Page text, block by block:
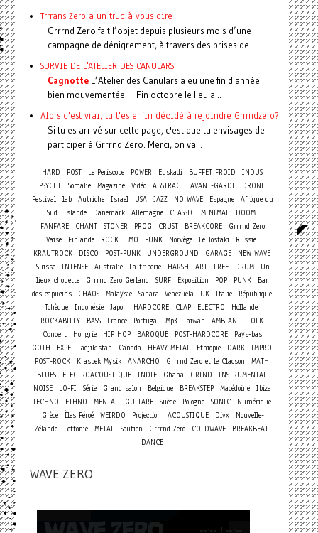
Trrrans Zero a un truc à vous dire
Grrrnd Zero fait l’objet depuis plusieurs mois d’une
campagne de dénigrement, à travers des prises de...
SURVIE DE L'ATELIER DES CANULARS
CagnotteL’Atelier des Canulars a eu une fin d'année
bien mouvementée : - Fin octobre le lieu a...
Alors c'est vrai, tu t'es enfin décidé à rejoindre Grrrndzero?
Si tu es arrivé sur cette page, c'est que tu envisages de
participer à Grrrnd Zero. Merci, on va...
HARD POST Le Periscope POWER Euskadi BUFFET FROID
INDUS
PSYCHE Somalie Magazine Vidéo ABSTRACT AVANT-GARDE
DRONE
Festival lab Autriche Israel USA JAZZ NO WAVE Espagne Afrique du
Sud
Islande Danemark Allemagne CLASSIC MINIMAL
DOOM
FANFARE
CHANT STONER PROG CRUST BREAKCORE
Grrrnd Zero
Vaise
Finlande ROCK EMO FUNK Norvège Le Tostaki
Russie
KRAUTROCK
DISCO POST-PUNK UNDERGROUND GARAGE
NEW WAVE
Suisse
INTENSE Australie La triperie HARSH ART FREE DRUM
Un
lieux chouette
Grrrnd Zero Gerland SURF Exposition POP PUNK
Bar
des capucins
CHAOS Malaysie Sahara Venezuela UK Italie
République
Tchèque Indonésie Japon HARDCORE CLAP ELECTRO
Hollande
ROCKABILLY
BASS France Portugal Mp3 Taiwan AMBIANT FOLK
Concert Hongrie HIP HOP BAROQUE POST-HARDCORE
Pays-bas
GOTH
EXPE Tadjikistan Canada HEAVY METAL Ethiopie DARK IMPRO
POST-ROCK
Kraspek Mysik ANARCHO Grrrnd Zero et le Clacson
MATH
BLUES
ELECTROACOUSTIQUE INDIE Ghana GRIND
INSTRUMENTAL
NOISE
LO-FI Série Grand salon Belgique BREAKSTEP Macédoine
Ibiza
TECHNO
ETHNO MENTAL GUITARE Suède Pologne SONIC
Numérique
Grèce
Îles Féroé WEIRDO Projection ACOUSTIQUE Divx
Nouvelle-
Zélande
Lettonie METAL Soutien Grrrnd Zero COLDWAVE
BREAKBEAT
DANCE
WAVE ZERO